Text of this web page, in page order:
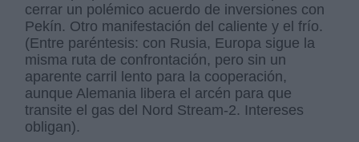
cerrar un polémico acuerdo de inversiones con
Pekín. Otro manifestación del caliente y el frío.
(Entre paréntesis: con Rusia, Europa sigue la
misma ruta de confrontación, pero sin un
aparente carril lento para la cooperación,
aunque Alemania libera el arcén para que
transite el gas del Nord Stream-2. Intereses
obligan).